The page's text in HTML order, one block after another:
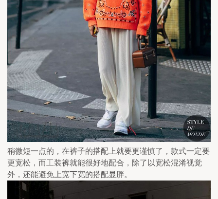
稍微短一点的，在裤子的搭配上就要更谨慎了，款式一定要
更宽松，而工装裤就能很好地配合，除了以宽松混淆视觉
外，还能避免上宽下宽的搭配显胖。